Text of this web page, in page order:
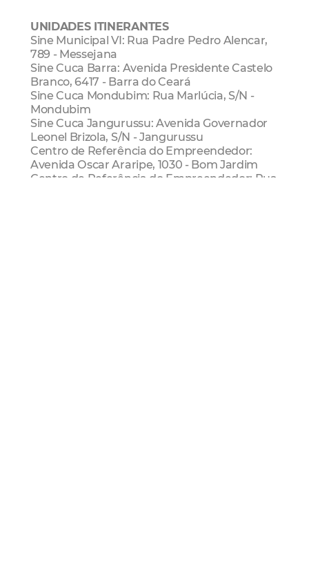
UNIDADES ITINERANTES
Sine Municipal VI: Rua Padre Pedro Alencar,
789 - Messejana
Sine Cuca Barra: Avenida Presidente Castelo
Branco, 6417 - Barra do Ceará
Sine Cuca Mondubim: Rua Marlúcia, S/N -
Mondubim
Sine Cuca Jangurussu: Avenida Governador
Leonel Brizola, S/N - Jangurussu
Centro de Referência do Empreendedor:
Avenida Oscar Araripe, 1030 - Bom Jardim
Centro de Referência do Empreendedor: Rua